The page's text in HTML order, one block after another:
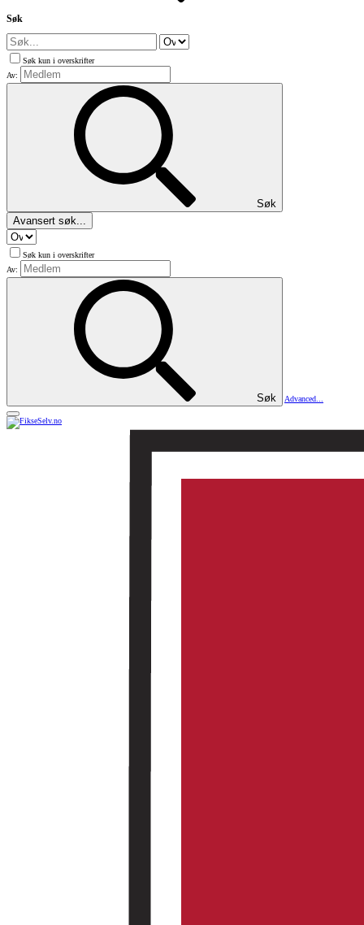
Søk
Søk kun i overskrifter
Av:
Søk
Avansert søk...
Søk kun i overskrifter
Av:
Søk Advanced...